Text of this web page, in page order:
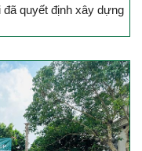
quyết định xây dựng